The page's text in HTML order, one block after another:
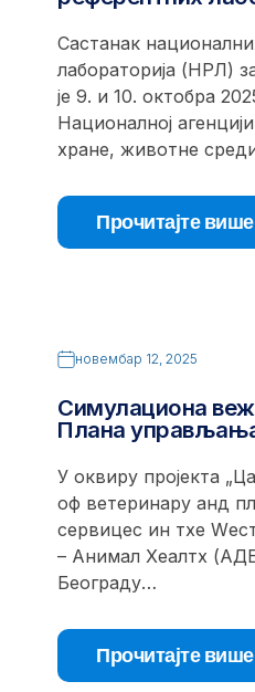
Састанак
лабораторија (НРЛ)
је 9. и 10. октобра
Националној
хране, животне
Прочитајте више
новембар 12, 2025
Симулациона
Плана
У оквиру пројекта
оф ветеринарy анд
сервицес ин тхе
– Анимал Хеалтх
Београду…
Прочитајте више